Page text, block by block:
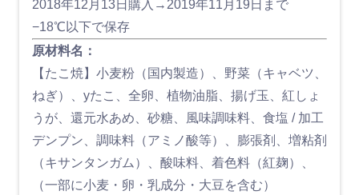
2018年12月13日購入→2019年11月19日まで
−18℃以下で保存
原材料名：
【たこ焼】小麦粉（国内製造）、野菜（キャベツ、
ねぎ）、yたこ、全卵、植物油脂、揚げ玉、紅しょ
うが、還元水あめ、砂糖、風味調味料、食塩 / 加工
デンプン、調味料（アミノ酸等）、膨張剤、増粘剤
（キサンタンガム）、酸味料、着色料（紅麹）、
（一部に小麦・卵・乳成分・大豆を含む）